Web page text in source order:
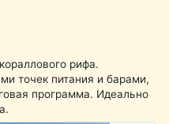
рифа.
точек питания и барами,
программа. Идеально